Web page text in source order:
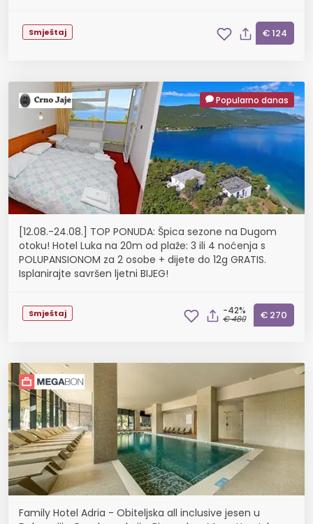
Smještaj € 124
Popularno danas
[12.08.-24.08.] TOP PONUDA: Špica sezone na Dugom
otoku! Hotel Luka na 20m od plaže: 3 ili 4 noćenja s
POLUPANSIONOM za 2 osobe + dijete do 12g GRATIS.
Isplanirajte savršen ljetni BIJEG!
Smještaj -42%
€ 480 € 270
Family Hotel Adria - Obiteljska all inclusive jesen u